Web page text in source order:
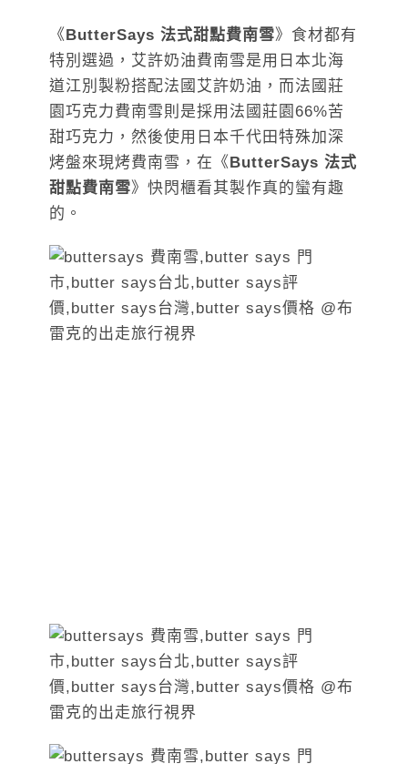
《ButterSays 法式甜點費南雪》食材都有
特別選過，艾許奶油費南雪是用日本北海
道江別製粉搭配法國艾許奶油，而法國莊
園巧克力費南雪則是採用法國莊園66%苦
甜巧克力，然後使用日本千代田特殊加深
烤盤來現烤費南雪，在《ButterSays 法式
甜點費南雪》快閃櫃看其製作真的蠻有趣
的。